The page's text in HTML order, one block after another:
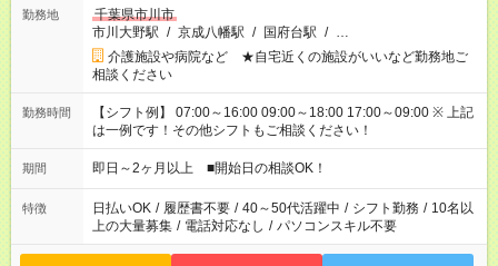
勤務地
千葉県市川市
市川大野駅 / 京成八幡駅 / 国府台駅 / …
介護施設や病院など ★自宅近くの施設がいいなど勤務地ご
相談ください
勤務時間
【シフト例】 07:00～16:00 09:00～18:00 17:00～09:00 ※ 上記
は一例です！その他シフトもご相談ください！
期間 即日～2ヶ月以上 ■開始日の相談OK！
特徴 日払いOK / 履歴書不要 / 40～50代活躍中 / シフト勤務 / 10名以
上の大量募集 / 電話対応なし / パソコンスキル不要